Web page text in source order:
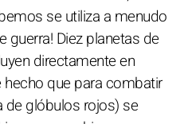
se utiliza a menudo
guerra! Diez planetas de
directamente en
que para combatir
de glóbulos rojos) se